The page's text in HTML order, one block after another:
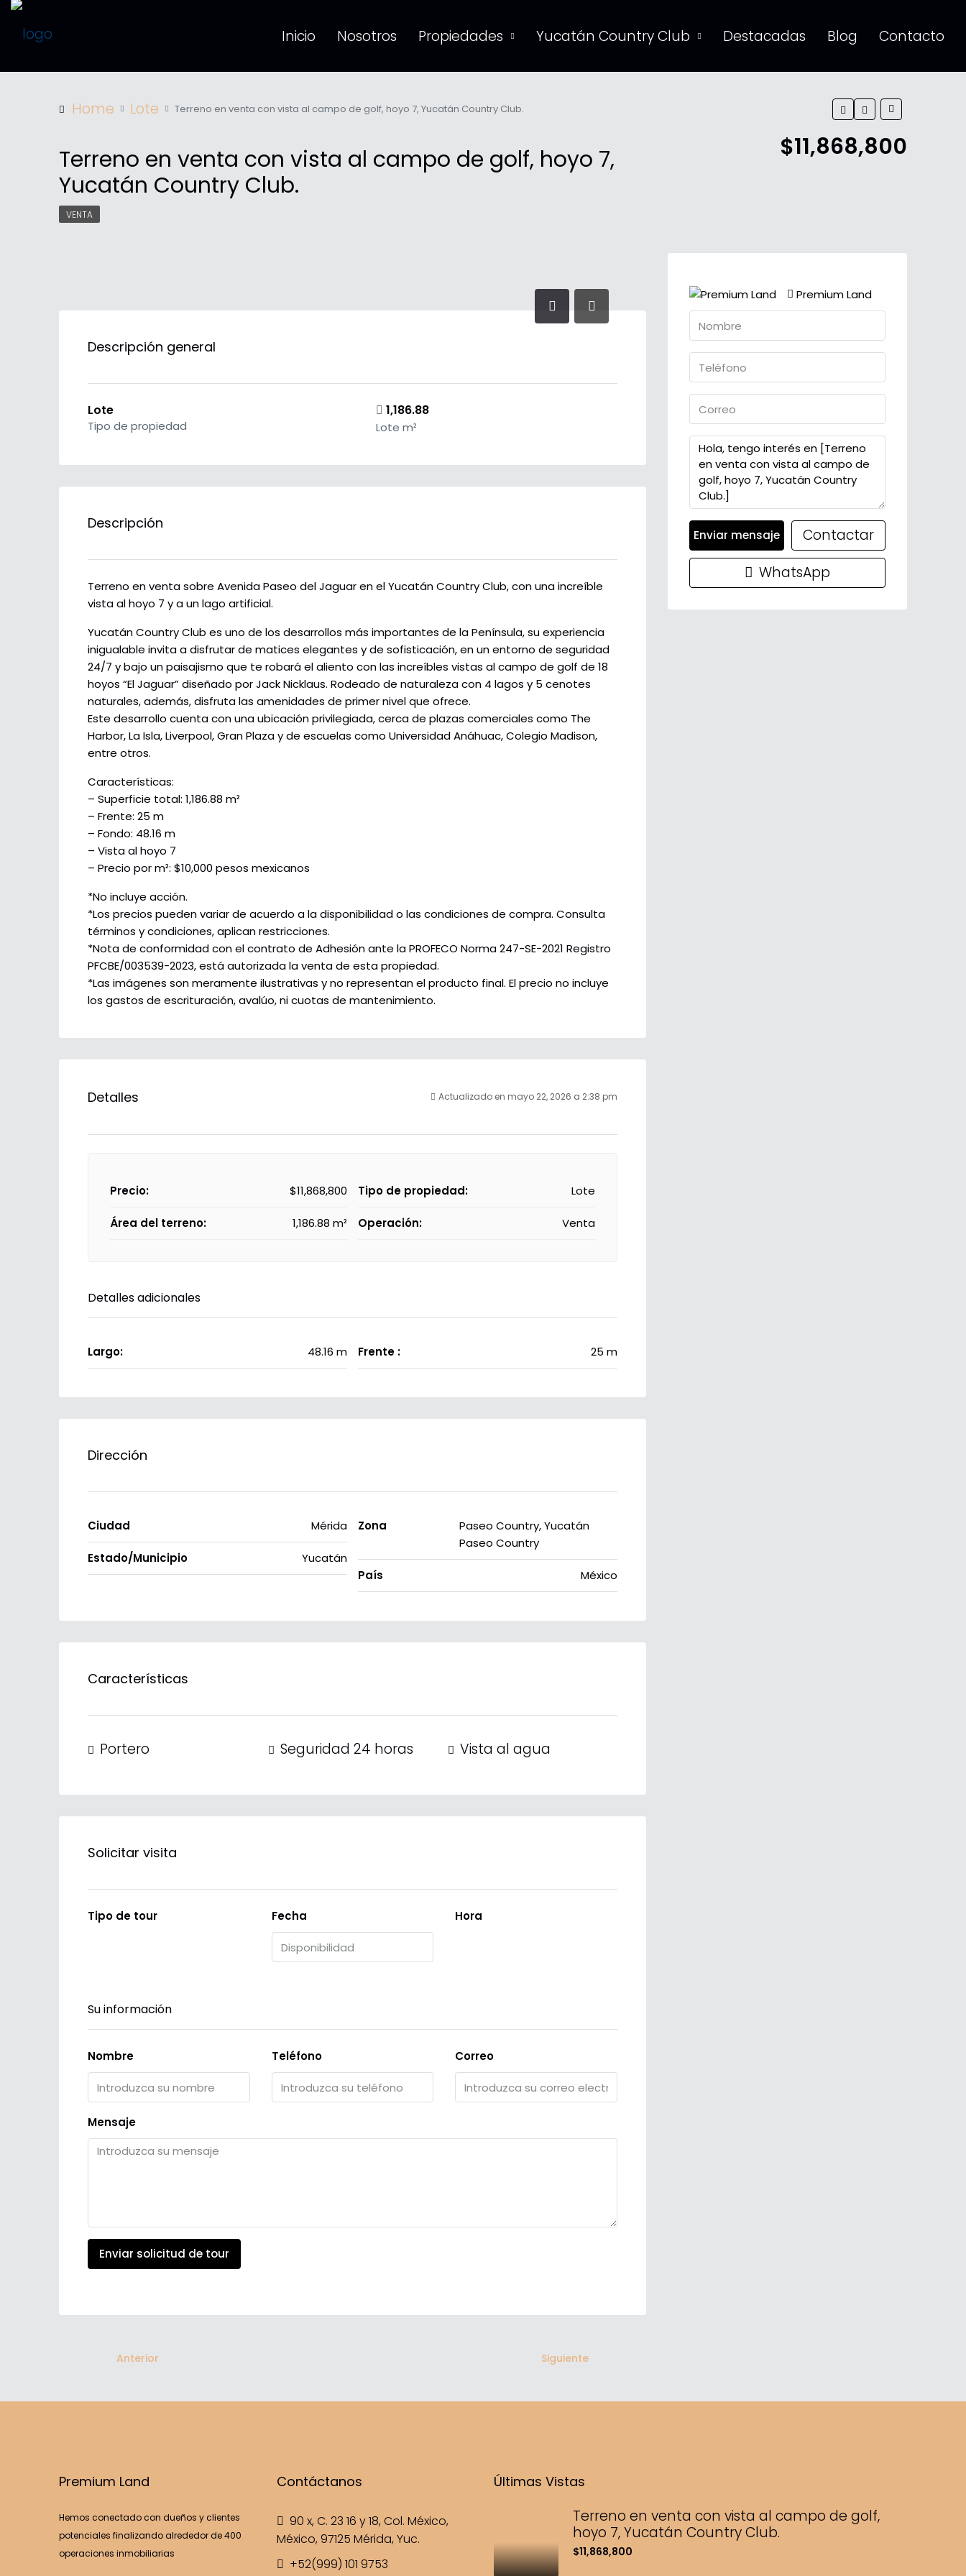
Inicio Nosotros Propiedades Yucatán Country Club Destacadas Blog Contacto
Home Lote Terreno en venta con vista al campo de golf, hoyo 7, Yucatán Country Club.
Terreno en venta con vista al campo de golf, hoyo 7,
Yucatán Country Club.
$11,868,800
VENTA
Descripción general
Lote
Tipo de propiedad
1,186.88
Lote m²
Descripción
Terreno en venta sobre Avenida Paseo del Jaguar en el Yucatán Country Club, con una increíble
vista al hoyo 7 y a un lago artificial.
Yucatán Country Club es uno de los desarrollos más importantes de la Península, su experiencia
inigualable invita a disfrutar de matices elegantes y de sofisticación, en un entorno de seguridad
24/7 y bajo un paisajismo que te robará el aliento con las increíbles vistas al campo de golf de 18
hoyos “El Jaguar” diseñado por Jack Nicklaus. Rodeado de naturaleza con 4 lagos y 5 cenotes
naturales, además, disfruta las amenidades de primer nivel que ofrece.
Este desarrollo cuenta con una ubicación privilegiada, cerca de plazas comerciales como The
Harbor, La Isla, Liverpool, Gran Plaza y de escuelas como Universidad Anáhuac, Colegio Madison,
entre otros.
Características:
– Superficie total: 1,186.88 m²
– Frente: 25 m
– Fondo: 48.16 m
– Vista al hoyo 7
– Precio por m²: $10,000 pesos mexicanos
*No incluye acción.
*Los precios pueden variar de acuerdo a la disponibilidad o las condiciones de compra. Consulta
términos y condiciones, aplican restricciones.
*Nota de conformidad con el contrato de Adhesión ante la PROFECO Norma 247-SE-2021 Registro
PFCBE/003539-2023, está autorizada la venta de esta propiedad.
*Las imágenes son meramente ilustrativas y no representan el producto final. El precio no incluye
los gastos de escrituración, avalúo, ni cuotas de mantenimiento.
Detalles Actualizado en mayo 22, 2026 a 2:38 pm
Precio: $11,868,800
Área del terreno: 1,186.88 m²
Tipo de propiedad: Lote
Operación: Venta
Detalles adicionales
Largo: 48.16 m Frente : 25 m
Dirección
Ciudad Mérida
Estado/Municipio Yucatán
Zona
Paseo Country, Yucatán
Paseo Country
País México
Características
Portero Seguridad 24 horas Vista al agua
Solicitar visita
Tipo de tour Fecha Hora
Su información
Nombre Teléfono Correo
Mensaje
Enviar solicitud de tour
Anterior Siguiente
Premium Land
Enviar mensaje
Contactar
WhatsApp
Premium Land
Hemos conectado con dueños y clientes
potenciales finalizando alrededor de 400
operaciones inmobiliarias
Contáctanos
90 x, C. 23 16 y 18, Col. México,
México, 97125 Mérida, Yuc.
+52(999) 101 9753
Últimas Vistas
Terreno en venta con vista al campo de golf,
hoyo 7, Yucatán Country Club.
$11,868,800